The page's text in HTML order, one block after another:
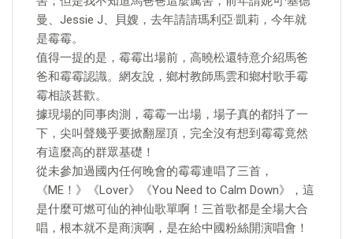
曼、Jessie J、貝嫂，去年請請瑪利亞·凱莉，今年就
是霉霉。
值得一提的是，霉霉出場前，高曉松還特意介紹馬爸
爸和霉霉認識。網友說，鄉村教師馬雲和鄉村歌手霉
霉相談甚歡。
據現場的同事肉測，霉霉一出場，場子真的都抖了一
下，尖叫聲幾乎要掀翻屋頂，完全沒有想到霉霉竟然
有這麼高的群眾基礎！
從未參加過國內任何晚會的霉霉連唱了三首，
《ME！》《Lover》《You Need to Calm Down》，這
是什麼可燃可仙的神仙歌單啊！三首歌都是全場大合
唱，根本就不是商演啊，是在給中國粉絲開演唱會！